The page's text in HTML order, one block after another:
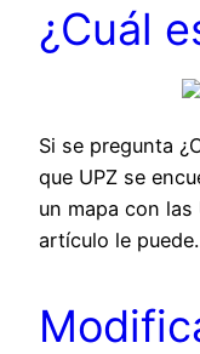
¿Cuál
Si se pregunta
que UPZ se
un mapa con
artículo le